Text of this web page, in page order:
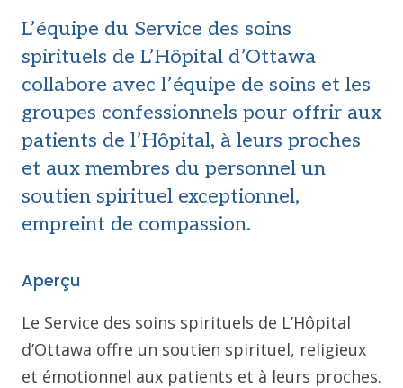
L’équipe du Service des soins
spirituels de L’Hôpital d’Ottawa
collabore avec l’équipe de soins et les
groupes confessionnels pour offrir aux
patients de l’Hôpital, à leurs proches
et aux membres du personnel un
soutien spirituel exceptionnel,
empreint de compassion.
Aperçu
Le Service des soins spirituels de L’Hôpital
d’Ottawa offre un soutien spirituel, religieux
et émotionnel aux patients et à leurs proches.